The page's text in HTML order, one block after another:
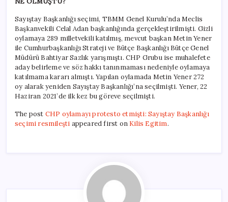
Sayıştay Başkanlığı seçimi, TBMM Genel Kurulu’nda Meclis
Başkanvekili Celal Adan başkanlığında gerçekleştirilmişti. Gizli
oylamaya 289 milletvekili katılmış, mevcut başkan Metin Yener
ile Cumhurbaşkanlığı Strateji ve Bütçe Başkanlığı Bütçe Genel
Müdürü Bahtiyar Sazlık yarışmıştı. CHP Grubu ise muhalefete
aday belirleme ve söz hakkı tanınmaması nedeniyle oylamaya
katılmama kararı almıştı. Yapılan oylamada Metin Yener 272
oy alarak yeniden Sayıştay Başkanlığı’na seçilmişti. Yener, 22
Haziran 2021’de ilk kez bu göreve seçilmişti.
The post CHP oylamayı protesto etmişti: Sayıştay Başkanlığı
seçimi resmileşti appeared first on Kilis Egitim.